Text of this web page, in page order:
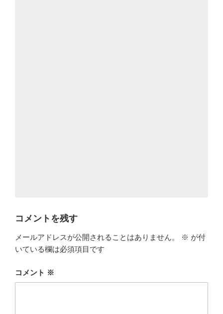
コメントを残す
メールアドレスが公開されることはありません。 ※ が付
いている欄は必須項目です
コメント ※